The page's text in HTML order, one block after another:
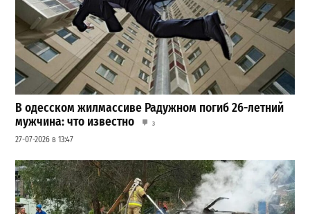
В одесском жилмассиве Радужном погиб 26-летний
мужчина: что известно
3
27-07-2026 в 13:47